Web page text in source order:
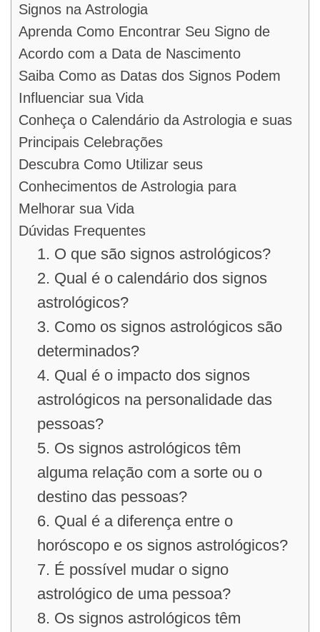
Signos na Astrologia
Aprenda Como Encontrar Seu Signo de
Acordo com a Data de Nascimento
Saiba Como as Datas dos Signos Podem
Influenciar sua Vida
Conheça o Calendário da Astrologia e suas
Principais Celebrações
Descubra Como Utilizar seus
Conhecimentos de Astrologia para
Melhorar sua Vida
Dúvidas Frequentes
1. O que são signos astrológicos?
2. Qual é o calendário dos signos
astrológicos?
3. Como os signos astrológicos são
determinados?
4. Qual é o impacto dos signos
astrológicos na personalidade das
pessoas?
5. Os signos astrológicos têm
alguma relação com a sorte ou o
destino das pessoas?
6. Qual é a diferença entre o
horóscopo e os signos astrológicos?
7. É possível mudar o signo
astrológico de uma pessoa?
8. Os signos astrológicos têm